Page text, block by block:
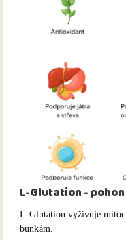
L-Glutation -
L-Glutation vyživuje
bunkám.